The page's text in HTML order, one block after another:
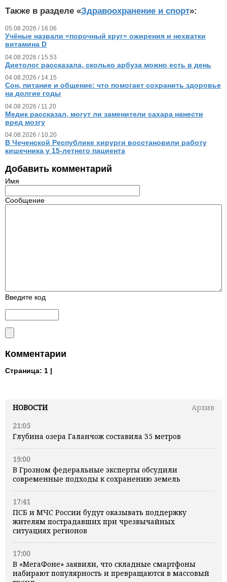
НОВОСТИ
Архив
21:05
Глубина озера Галанчож составила 35 метров
19:00
В Грозном федеральные эксперты обсудили
современные подходы к сохранению земель
17:41
ПСБ и МЧС России будут оказывать поддержку
жителям пострадавших при чрезвычайных
ситуациях регионов
17:00
В «МегаФоне» заявили, что складные смартфоны
набирают популярность и превращаются в массовый
Также в разделе «Здравоохранение и спорт»:
05.08.2026 / 16.06
Учёные назвали «порочный круг» ожирения и нехватки
витамина D
04.08.2026 / 15.53
Диетолог рассказала, сколько арбуза можно есть в день
04.08.2026 / 14.15
Сон, питание и общение: что помогает сохранить здоровье
на долгие годы
04.08.2026 / 11.20
Медик рассказал, могут ли заменители сахара нанести
вред мозгу
04.08.2026 / 10.20
В Чеченской Республике хирурги восстановили работу
кишечника у 15‑летнего пациента
Добавить комментарий
Имя
Сообщение
Введите код
Комментарии
Страница: 1 |